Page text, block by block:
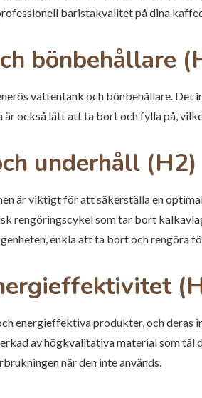
baristakvalitet på dina
bönbehållare
vattentank och bönbehållare. Det
också lätt att ta bort och fylla på,
underhåll (H2)
är viktigt för att säkerställa en
rengöringscykel som tar bort
enkla att ta bort och rengöra
energieffektiva produkter, och deras
av högkvalitativa material som tål
när den inte används.